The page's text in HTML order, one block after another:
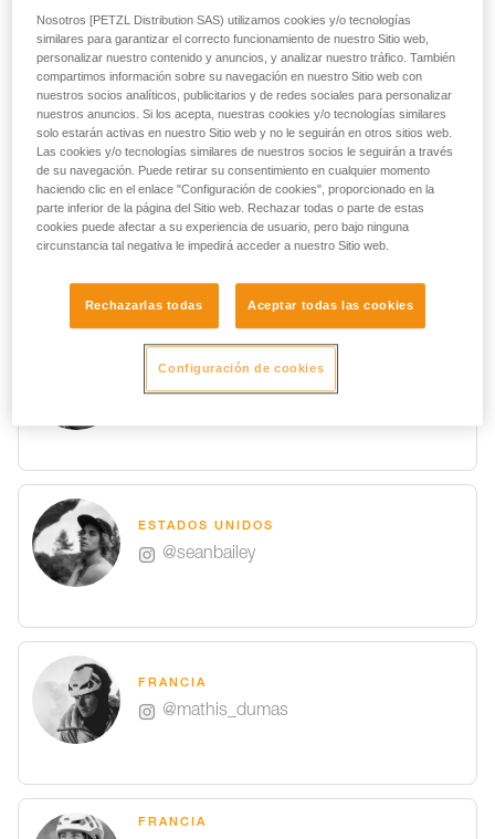
FRANCIA
Charlotte Durif
@chadurif
FRANCIA
Mathieu Maynadier
SUIZA
Nina Caprez
ESTADOS UNIDOS
@seanbailey
FRANCIA
@mathis_dumas
FRANCIA
Nosotros [PETZL Distribution SAS) utilizamos cookies y/o tecnologías
similares para garantizar el correcto funcionamiento de nuestro Sitio web,
personalizar nuestro contenido y anuncios, y analizar nuestro tráfico. También
compartimos información sobre su navegación en nuestro Sitio web con
nuestros socios analíticos, publicitarios y de redes sociales para personalizar
nuestros anuncios. Si los acepta, nuestras cookies y/o tecnologías similares
solo estarán activas en nuestro Sitio web y no le seguirán en otros sitios web.
Las cookies y/o tecnologías similares de nuestros socios le seguirán a través
de su navegación. Puede retirar su consentimiento en cualquier momento
haciendo clic en el enlace "Configuración de cookies", proporcionado en la
parte inferior de la página del Sitio web. Rechazar todas o parte de estas
cookies puede afectar a su experiencia de usuario, pero bajo ninguna
circunstancia tal negativa le impedirá acceder a nuestro Sitio web.
Rechazarlas todas Aceptar todas las cookies
Configuración de cookies